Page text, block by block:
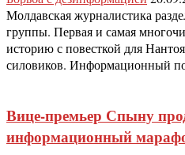
Молдавская журналистика
группы. Первая и самая
историю с повесткой для
силовиков. Информационный
Вице-премьер Спыну
информационный